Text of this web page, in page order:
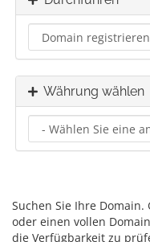
Währung wählen
Suchen Sie Ihre
oder einen vollen
die Verfügbarkeit zu